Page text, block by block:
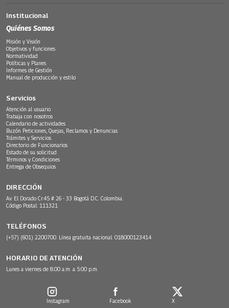
Institucional
Quiénes Somos
Misión y Visión
Objetivos y funciones
Normatividad
Políticas y Planes
Informes de Gestión
Manual de producción y estilo
Servicios
Atención al usuario
Trabaja con nosotros
Calendario de actividades
Buzón Peticiones, Quejas, Reclamos y Denuncias
Trámites y Servicios
Directorio de Funcionarios
Estado de su solicitud
Términos y Condiciones
Entrega de Obsequios
DIRECCIÓN
Av. El Dorado Cr.45 # 26 - 33 Bogotá D.C. Colombia.
Código Postal: 111321
TELÉFONOS
(+57) (601) 2200700. Línea gratuita nacional: 018000123414
HORARIO DE ATENCIÓN
Lunes a viernes de 8:00 a.m. a 5:00 p.m.
Instagram Facebook X